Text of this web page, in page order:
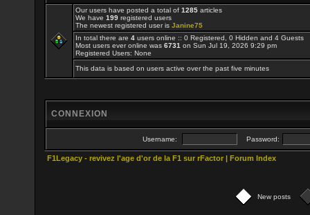
Our users have posted a total of 1285 articles
We have 199 registered users
The newest registered user is Janine75
In total there are 4 users online :: 0 Registered, 0 Hidden and 4
Most users ever online was 6731 on Sun Jul 19, 2026 9:29 pm
Registered Users: None
This data is based on users active over the past five minutes
CONNEXION
Username: Password:
F1Legacy - revivez l'age d'or de la F1 sur rFactor | Forum Index
New posts